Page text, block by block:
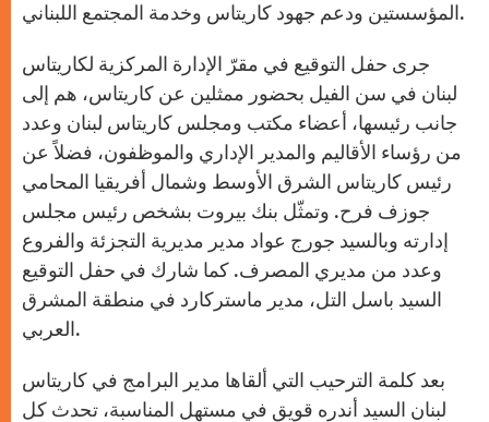
المؤسستين ودعم جهود كاريتاس وخدمة المجتمع اللبناني.
جرى حفل التوقيع في مقرّ الإدارة المركزية لكاريتاس
لبنان في سن الفيل بحضور ممثلين عن كاريتاس، هم إلى
جانب رئيسها، أعضاء مكتب ومجلس كاريتاس لبنان وعدد
من رؤساء الأقاليم والمدير الإداري والموظفون، فضلاً عن
رئيس كاريتاس الشرق الأوسط وشمال أفريقيا المحامي
جوزف فرح. وتمثّل بنك بيروت بشخص رئيس مجلس
إدارته وبالسيد جورج عواد مدير مديرية التجزئة والفروع
وعدد من مديري المصرف. كما شارك في حفل التوقيع
السيد باسل التل، مدير ماستركارد في منطقة المشرق
العربي.
بعد كلمة الترحيب التي ألقاها مدير البرامج في كاريتاس
لبنان السيد أندره قويق في مستهل المناسبة، تحدث كل